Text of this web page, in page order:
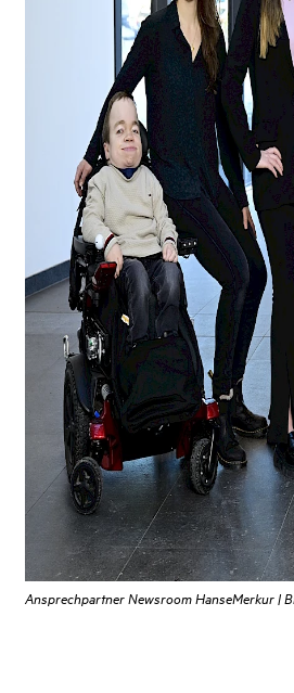
Ansprechpartner Newsroom HanseMerkur |